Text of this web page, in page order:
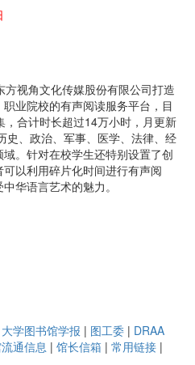
视角文化传媒股份有限公司打造
业院校的有声阅读服务平台，目
合计时长超过14万小时，月更新
史、政治、军事、医学、法律、经
。针对在校学生还特别设置了创
以利用碎片化时间进行有声阅
华语言艺术的魅力。
大学图书馆学报 | 图工委 | DRAA
通信息 | 馆长信箱 | 常用链接 |